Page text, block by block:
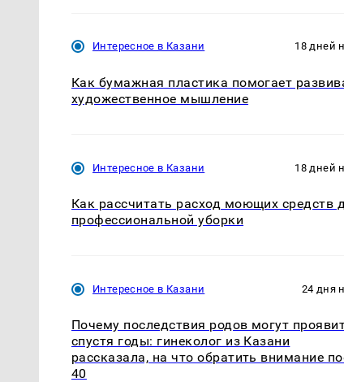
Интересное в Казани 18 дней
Как бумажная пластика помогает
художественное мышление
Интересное в Казани 18 дней
Как рассчитать расход моющих средств
профессиональной уборки
Интересное в Казани 24 дня
Почему последствия родов могут
спустя годы: гинеколог из Казани
рассказала, на что обратить внимание
40